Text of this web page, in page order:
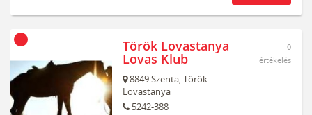
Török Lovastanya
Lovas Klub
8849Szenta,Török
Lovastanya
5242-388
0
értékelés